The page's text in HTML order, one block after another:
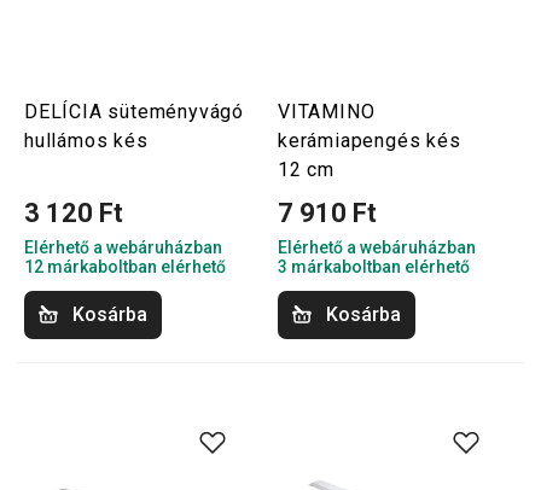
DELÍCIA süteményvágó
hullámos kés
3 120 Ft
Elérhető a webáruházban
12 márkaboltban elérhető
Kosárba
VITAMINO
kerámiapengés kés
12 cm
7 910 Ft
Elérhető a webáruházban
3 márkaboltban elérhető
Kosárba